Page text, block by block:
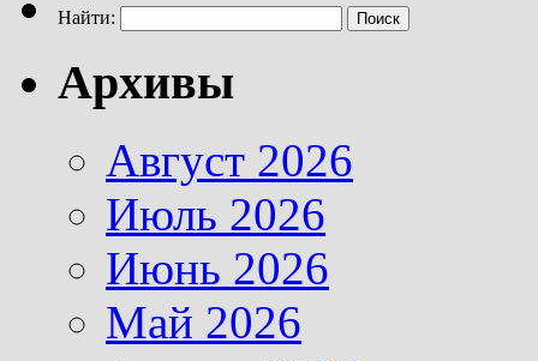
Найти:
Архивы
Август 2026
Июль 2026
Июнь 2026
Май 2026